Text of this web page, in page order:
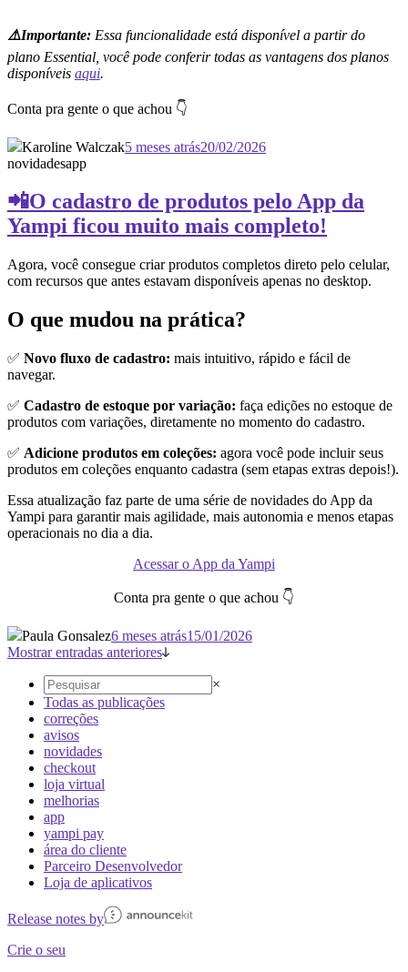
⚠️Importante: Essa funcionalidade está disponível a partir do
plano Essential, você pode conferir todas as vantagens dos planos
disponíveis aqui.
Conta pra gente o que achou 👇
Karoline Walczak5 meses atrás20/02/2026
novidadesapp
📲O cadastro de produtos pelo App da
Yampi ficou muito mais completo!
Agora, você consegue criar produtos completos direto pelo celular,
com recursos que antes estavam disponíveis apenas no desktop.
O que mudou na prática?
✅ Novo fluxo de cadastro: mais intuitivo, rápido e fácil de
navegar.
✅ Cadastro de estoque por variação: faça edições no estoque de
produtos com variações, diretamente no momento do cadastro.
✅ Adicione produtos em coleções: agora você pode incluir seus
produtos em coleções enquanto cadastra (sem etapas extras depois!).
Essa atualização faz parte de uma série de novidades do App da
Yampi para garantir mais agilidade, mais autonomia e menos etapas
operacionais no dia a dia.
Acessar o App da Yampi
Conta pra gente o que achou 👇
Paula Gonsalez6 meses atrás15/01/2026
Mostrar entradas anteriores
×
Todas as publicações
correções
avisos
novidades
checkout
loja virtual
melhorias
app
yampi pay
área do cliente
Parceiro Desenvolvedor
Loja de aplicativos
Release notes by
Crie o seu